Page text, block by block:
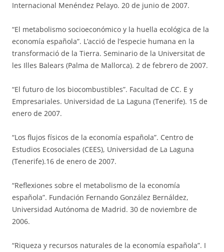
Internacional Menéndez Pelayo. 20 de junio de 2007.
“El metabolismo socioeconómico y la huella ecológica de la
economía española”. L’acció de l’especie humana en la
transformació de la Tierra. Seminario de la Universitat de
les Illes Balears (Palma de Mallorca). 2 de febrero de 2007.
“El futuro de los biocombustibles”. Facultad de CC. E y
Empresariales. Universidad de La Laguna (Tenerife). 15 de
enero de 2007.
“Los flujos físicos de la economía española”. Centro de
Estudios Ecosociales (CEES), Universidad de La Laguna
(Tenerife).16 de enero de 2007.
“Reflexiones sobre el metabolismo de la economía
española”. Fundación Fernando González Bernáldez,
Universidad Autónoma de Madrid. 30 de noviembre de
2006.
“Riqueza y recursos naturales de la economía española”. I